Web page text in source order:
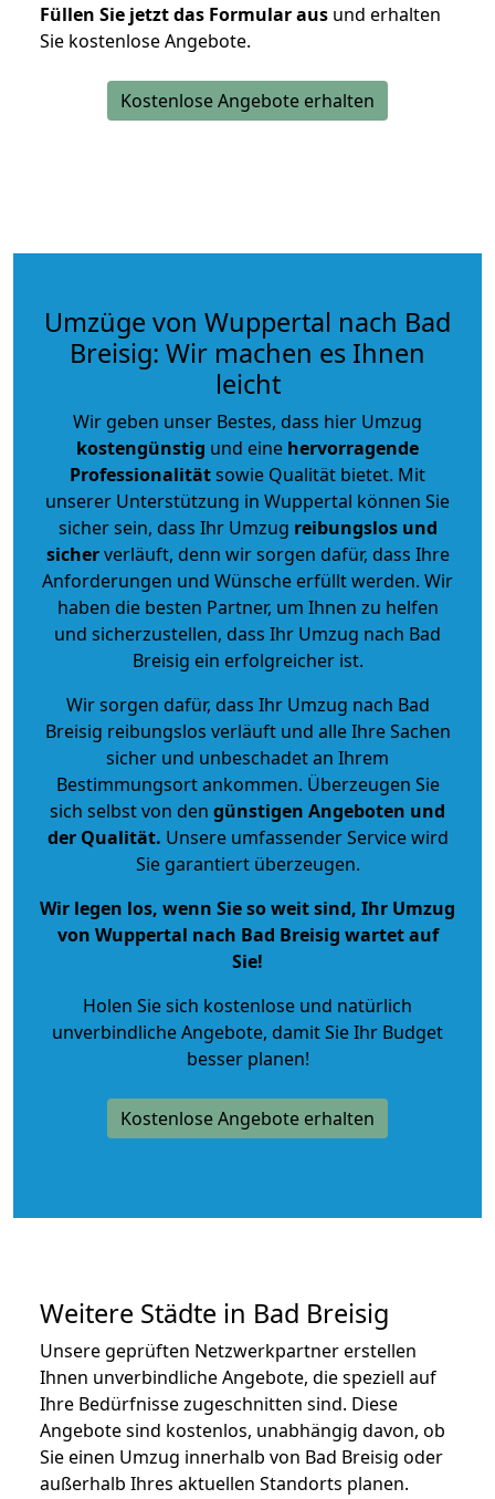
Füllen Sie jetzt das Formular aus und erhalten
Sie kostenlose Angebote.
Kostenlose Angebote erhalten
Umzüge von Wuppertal nach Bad
Breisig: Wir machen es Ihnen
leicht
Wir geben unser Bestes, dass hier Umzug
kostengünstig und eine hervorragende
Professionalitätsowie Qualität bietet. Mit
unserer Unterstützung in Wuppertal können Sie
sicher sein, dass Ihr Umzug reibungslos und
sicherverläuft, denn wir sorgen dafür, dass Ihre
Anforderungen und Wünsche erfüllt werden. Wir
haben die besten Partner, um Ihnen zu helfen
und sicherzustellen, dass Ihr Umzug nach Bad
Breisig ein erfolgreicher ist.
Wir sorgen dafür, dass Ihr Umzug nach Bad
Breisig reibungslos verläuft und alle Ihre Sachen
sicher und unbeschadet an Ihrem
Bestimmungsort ankommen. Überzeugen Sie
sich selbst von den günstigen Angeboten und
der Qualität. Unsere umfassender Service wird
Sie garantiert überzeugen.
Wir legen los, wenn Sie so weit sind, Ihr Umzug
von Wuppertal nach Bad Breisig wartet auf
Sie!
Holen Sie sich kostenlose und natürlich
unverbindliche Angebote, damit Sie Ihr Budget
besser planen!
Kostenlose Angebote erhalten
Weitere Städte in Bad Breisig
Unsere geprüften Netzwerkpartner erstellen
Ihnen unverbindliche Angebote, die speziell auf
Ihre Bedürfnisse zugeschnitten sind. Diese
Angebote sind kostenlos, unabhängig davon, ob
Sie einen Umzug innerhalb von Bad Breisig oder
außerhalb Ihres aktuellen Standorts planen.